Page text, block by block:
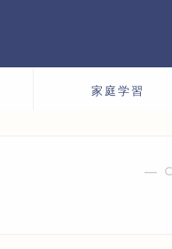
家庭学習
―